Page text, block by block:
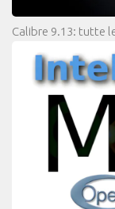
Calibre 9.13: tutte